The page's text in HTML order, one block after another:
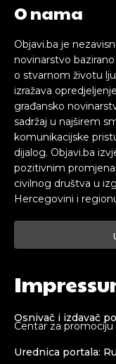
O nama
Objavi.ba je
novinarstvo
o stvarnom životu
izražava
građansko
sadržaj u najširem
komunikacijske
dijalog. Objavi.ba
pozitivnim
civilnog društva u
Hercegovini i
Osnivač i izdavač
Centar za
Urednica portala: